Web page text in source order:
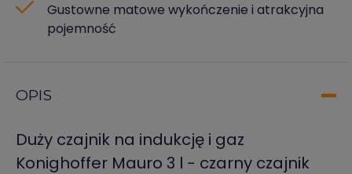
Gustowne matowe wykończenie i atrakcyjna
pojemność
OPIS
Duży czajnik na indukcję i gaz
Konighoffer Mauro 3 l - czarny czajnik